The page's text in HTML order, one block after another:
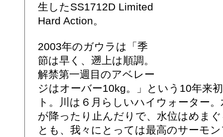
生したSS1712D Limited
Hard Action。
2003年のガウラは「季
節は早く、遡上は順調。
解禁第一週目のアベレー
ジはオーバー10kg。」という10年来
ト。川は６月らしいハイウォーター
が降ったり止んだりで、水位はめま
とも、我々にとっては最高のサーモ